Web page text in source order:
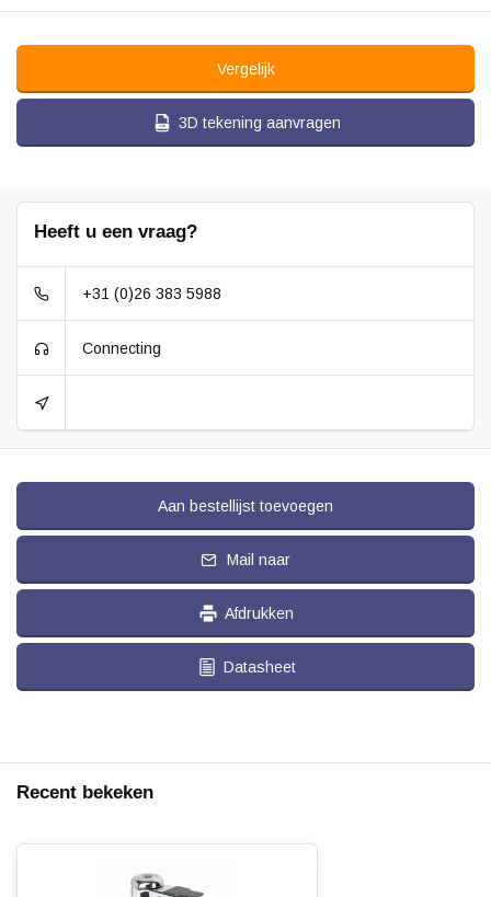
Vergelijk
3D tekening aanvragen
Heeft u een vraag?
+31 (0)26 383 5988
Connecting
Aan bestellijst toevoegen
Mail naar
Afdrukken
Datasheet
Recent bekeken